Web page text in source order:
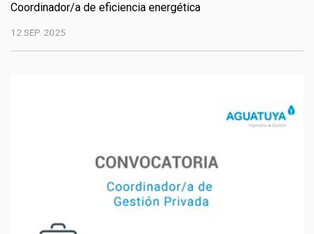
Coordinador/a de eficiencia energética
12 SEP. 2025